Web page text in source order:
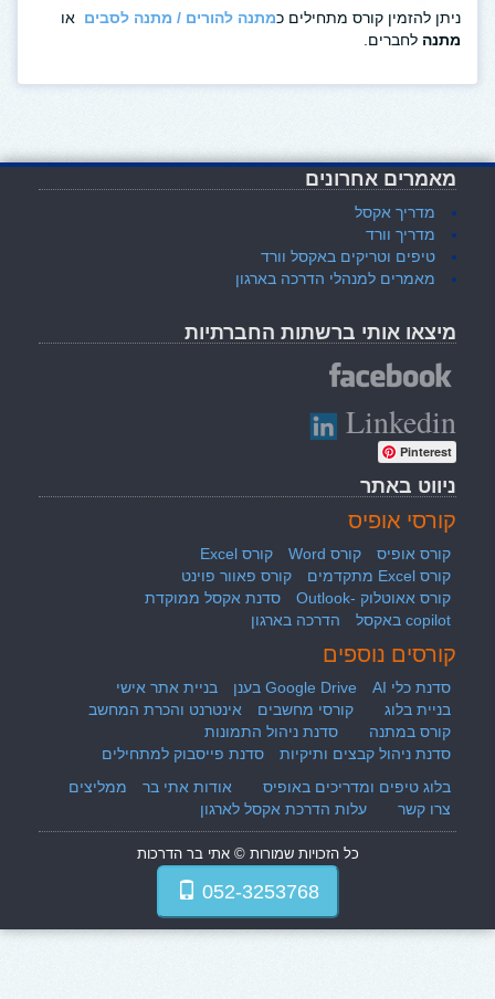
ניתן להזמין קורס מתחילים כמתנה להורים / מתנה לסביםאו
מתנהלחברים.
מאמרים אחרונים
מדריך אקסל
מדריך וורד
טיפים וטריקים באקסל וורד
מאמרים למנהלי הדרכה בארגון
מיצאו אותי ברשתות החברתיות
Linkedin
Pinterest
ניווט באתר
קורסי אופיס
קורס אופיס קורס Word
קורס Excel
קורס Excel מתקדמים
קורס פאוור פוינט
קורס אאוטלוק -Outlook
סדנת אקסל ממוקדת
copilot באקסל
הדרכה בארגון
קורסים נוספים
סדנת כלי AI Google Drive בענן
בניית אתר אישי
בניית בלוג
קורסי מחשבים
אינטרנט והכרת המחשב
קורס במתנה
סדנת ניהול התמונות
סדנת ניהול קבצים ותיקיות
סדנת פייסבוק למתחילים
בלוג טיפים ומדריכים באופיס
אודות אתי בר
ממליצים
צרו קשר
עלות הדרכת אקסל לארגון
כל הזכויות שמורות © אתי בר הדרכות
052-3253768